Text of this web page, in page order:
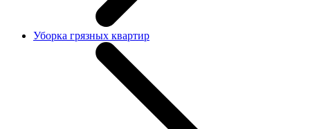
Уборка грязных квартир